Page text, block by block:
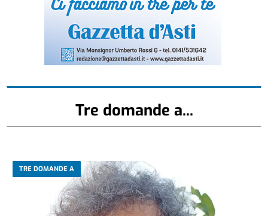
Tre domande a...
TRE DOMANDE A